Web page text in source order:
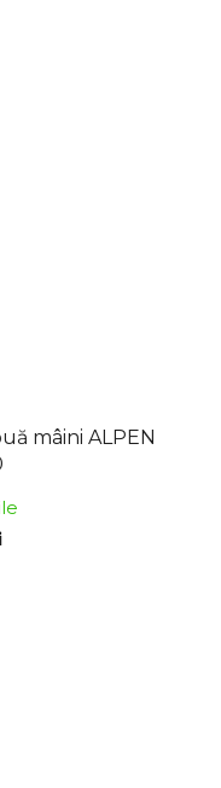
mâini ALPEN